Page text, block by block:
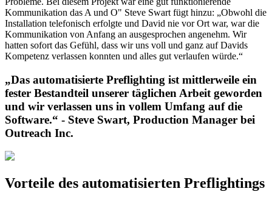
Kommunikation das A und O" Steve Swart fügt hinzu: „Obwohl die
Installation telefonisch erfolgte und David nie vor Ort war, war die
Kommunikation von Anfang an ausgesprochen angenehm. Wir
hatten sofort das Gefühl, dass wir uns voll und ganz auf Davids
Kompetenz verlassen konnten und alles gut verlaufen würde.“
„Das automatisierte Preflighting ist mittlerweile ein
fester Bestandteil unserer täglichen Arbeit geworden
und wir verlassen uns in vollem Umfang auf die
Software.“ - Steve Swart, Production Manager bei
Outreach Inc.
Vorteile des automatisierten Preflightings